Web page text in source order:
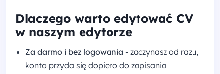
Dlaczego warto edytować CV
w naszym edytorze
Za darmo i bez logowania - zaczynasz od razu,
konto przyda się dopiero do zapisania